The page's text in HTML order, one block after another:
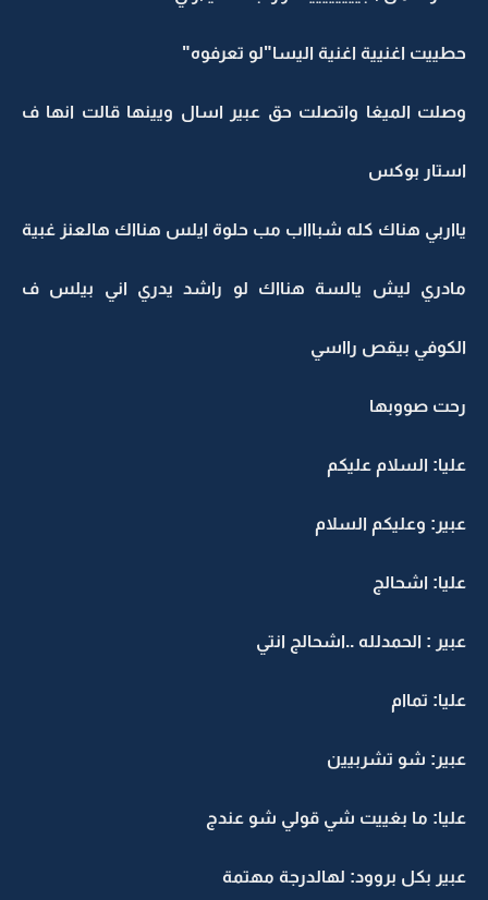
حطييت اغنيية اغنية اليسا"لو تعرفوه"
وصلت الميغا واتصلت حق عبير اسال ويينها قالت انها ف
استار بوكس
يااربي هناك كله شباااب مب حلوة ايلس هنااك هالعنز غبية
مادري ليش يالسة هنااك لو راشد يدري اني بيلس ف
الكوفي بيقص رااسي
رحت صووبها
عليا: السلام عليكم
عبير: وعليكم السلام
عليا: اشحالج
عبير : الحمدلله ..اشحالج انتي
عليا: تماام
عبير: شو تشربيين
عليا: ما بغييت شي قولي شو عندج
عبير بكل بروود: لهالدرجة مهتمة